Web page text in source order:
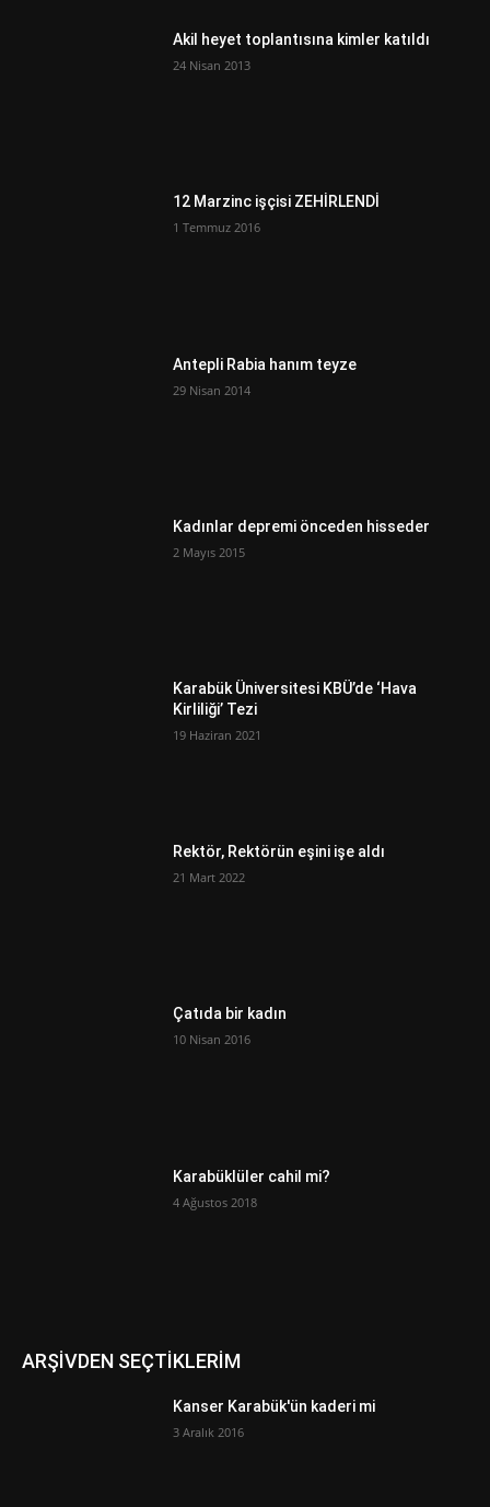
Akil heyet toplantısına kimler katıldı
24 Nisan 2013
12 Marzinc işçisi ZEHİRLENDİ
1 Temmuz 2016
Antepli Rabia hanım teyze
29 Nisan 2014
Kadınlar depremi önceden hisseder
2 Mayıs 2015
Karabük Üniversitesi KBÜ’de ‘Hava
Kirliliği’ Tezi
19 Haziran 2021
Rektör, Rektörün eşini işe aldı
21 Mart 2022
Çatıda bir kadın
10 Nisan 2016
Karabüklüler cahil mi?
4 Ağustos 2018
ARŞİVDEN SEÇTİKLERİM
Kanser Karabük'ün kaderi mi
3 Aralık 2016